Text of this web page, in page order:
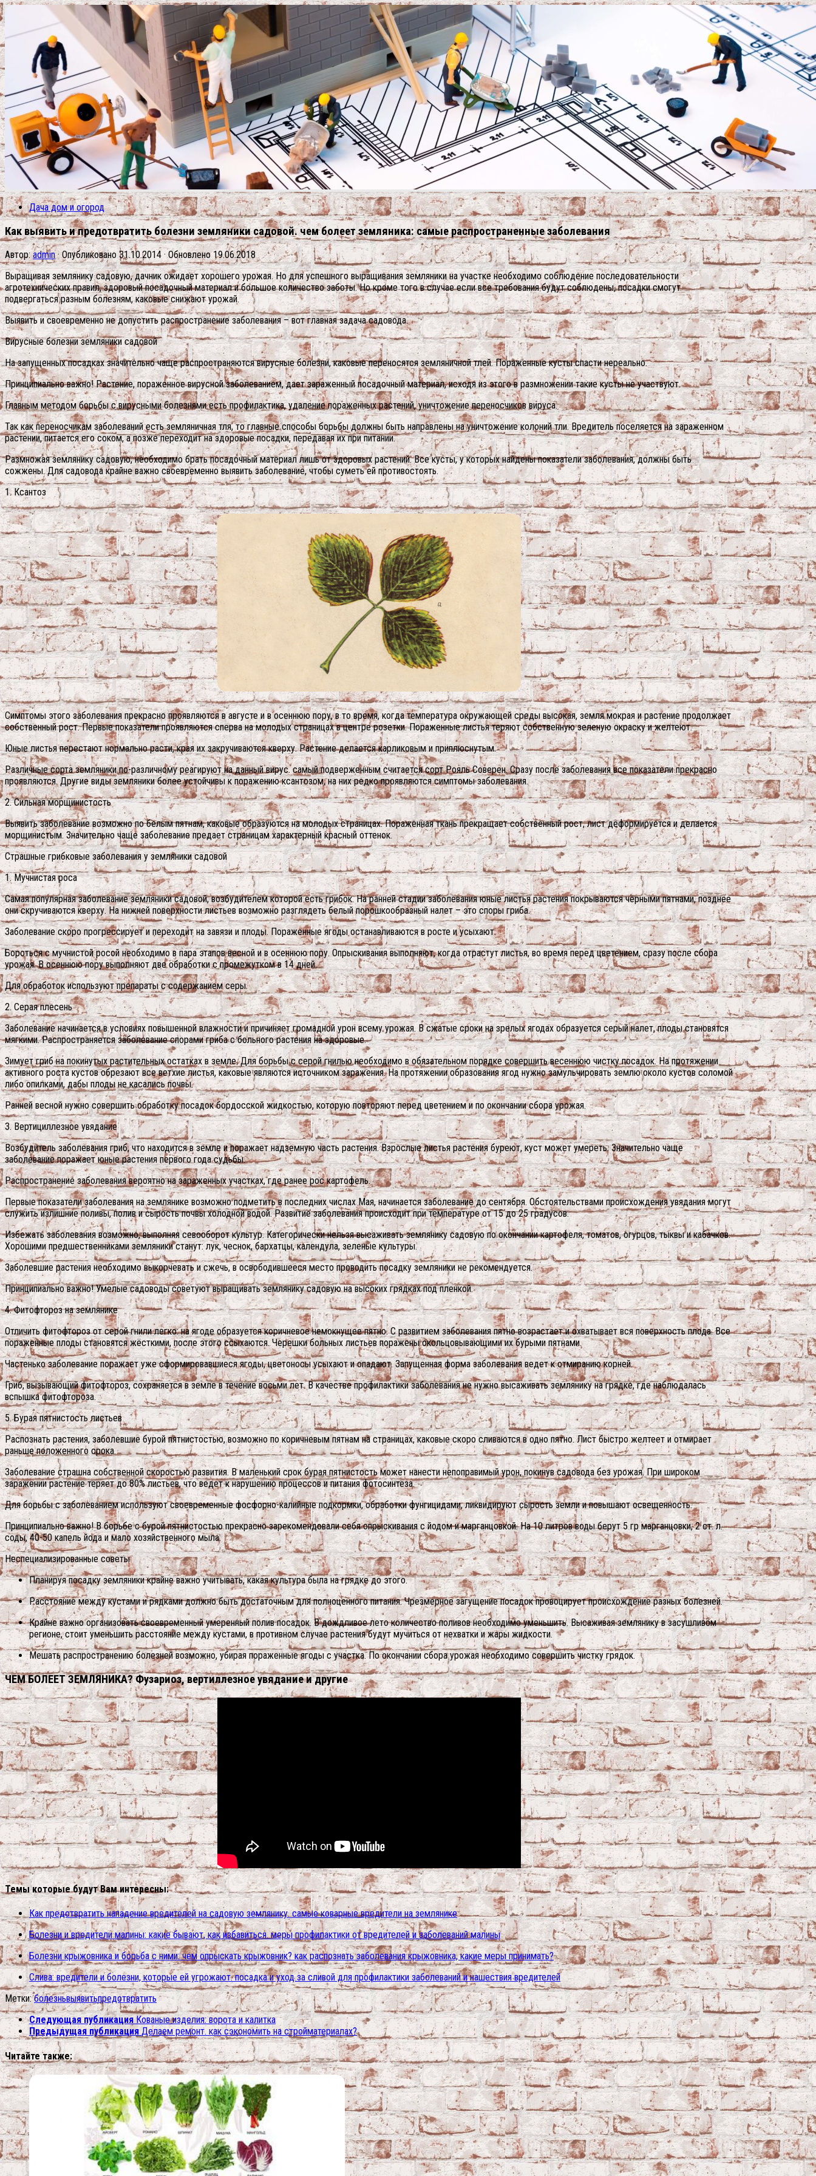
Дача дом и огород
Как выявить и предотвратить болезни земляники садовой. чем болеет земляника: самые распространенные заболевания
Автор:admin · Опубликовано31.10.2014· Обновлено19.06.2018
Выращивая землянику садовую, дачник ожидает хорошего урожая. Но для успешного выращивания земляники на участке необходимо соблюдение последовательности
агротехнических правил, здоровый посадочный материал и большое количество заботы. Но кроме того в случае если все требования будут соблюдены, посадки смогут
подвергаться разным болезням, каковые снижают урожай.
Выявить и своевременно не допустить распространение заболевания – вот главная задача садовода.
Вирусные болезни земляники садовой
На запущенных посадках значительно чаще распространяются вирусные болезни, каковые переносятся земляничной тлей. Пораженные кусты спасти нереально.
Принципиально важно! Растение, пораженное вирусной заболеванием, дает зараженный посадочный материал, исходя из этого в размножении такие кусты не участвуют.
Главным методом борьбы с вирусными болезнями есть профилактика, удаление пораженных растений, уничтожение переносчиков вируса.
Так как переносчикам заболеваний есть земляничная тля, то главные способы борьбы должны быть направлены на уничтожение колоний тли. Вредитель поселяется на зараженном
растении, питается его соком, а позже переходит на здоровые посадки, передавая их при питании.
Размножая землянику садовую, необходимо брать посадочный материал лишь от здоровых растений. Все кусты, у которых найдены показатели заболевания, должны быть
сожжены. Для садовода крайне важно своевременно выявить заболевание, чтобы суметь ей противостоять.
1. Ксантоз
Симптомы этого заболевания прекрасно проявляются в августе и в осеннюю пору, в то время, когда температура окружающей среды высокая, земля мокрая и растение продолжает
собственный рост. Первые показатели проявляются сперва на молодых страницах в центре розетки. Пораженные листья теряют собственную зеленую окраску и желтеют.
Юные листья перестают нормально расти, края их закручиваются кверху. Растение делается карликовым и приплюснутым.
Различные сорта земляники по-различному реагируют на данный вирус. самый подверженным считается сорт Рояль Соверен. Сразу после заболевания все показатели прекрасно
проявляются. Другие виды земляники более устойчивы к поражению ксантозом, на них редко проявляются симптомы заболевания.
2. Сильная морщинистость
Выявить заболевание возможно по белым пятнам, каковые образуются на молодых страницах. Пораженная ткань прекращает собственный рост, лист деформируется и делается
морщинистым. Значительно чаще заболевание предает страницам характерный красный оттенок.
Страшные грибковые заболевания у земляники садовой
1. Мучнистая роса
Самая популярная заболевание земляники садовой, возбудителем которой есть грибок. На ранней стадии заболевания юные листья растения покрываются чёрными пятнами, позднее
они скручиваются кверху. На нижней поверхности листьев возможно разглядеть белый порошкообразный налет – это споры гриба.
Заболевание скоро прогрессирует и переходит на завязи и плоды. Пораженные ягоды останавливаются в росте и усыхают.
Бороться с мучнистой росой необходимо в пара этапов весной и в осеннюю пору. Опрыскивания выполняют, когда отрастут листья, во время перед цветением, сразу после сбора
урожая. В осеннюю пору выполняют две обработки с промежутком в 14 дней.
Для обработок используют препараты с содержанием серы.
2. Серая плесень
Заболевание начинается в условиях повышенной влажности и причиняет громадной урон всему урожая. В сжатые сроки на зрелых ягодах образуется серый налет, плоды становятся
мягкими. Распространяется заболевание спорами гриба с больного растения на здоровые.
Зимует гриб на покинутых растительных остатках в земле. Для борьбы с серой гнилью необходимо в обязательном порядке совершить весеннюю чистку посадок. На протяжении
активного роста кустов обрезают все ветхие листья, каковые являются источником заражения. На протяжении образования ягод нужно замульчировать землю около кустов соломой
либо опилками, дабы плоды не касались почвы.
Ранней весной нужно совершить обработку посадок бордосской жидкостью, которую повторяют перед цветением и по окончании сбора урожая.
3. Вертициллезное увядание
Возбудитель заболевания гриб, что находится в земле и поражает надземную часть растения. Взрослые листья растения буреют, куст может умереть. Значительно чаще
заболевание поражает юные растения первого года судьбы.
Распространение заболевания вероятно на зараженных участках, где ранее рос картофель.
Первые показатели заболевания на землянике возможно подметить в последних числах Мая, начинается заболевание до сентября. Обстоятельствами происхождения увядания могут
служить излишние поливы, полив и сырость почвы холодной водой. Развитие заболевания происходит при температуре от 15 до 25 градусов.
Избежать заболевания возможно, выполняя севооборот культур. Категорически нельзя высаживать землянику садовую по окончании картофеля, томатов, огурцов, тыквы и кабачков.
Хорошими предшественниками земляники станут: лук, чеснок, бархатцы, календула, зеленые культуры.
Заболевшие растения необходимо выкорчевать и сжечь, в освободившееся место проводить посадку земляники не рекомендуется.
Принципиально важно! Умелые садоводы советуют выращивать землянику садовую на высоких грядках под пленкой.
4. Фитофтороз на землянике
Отличить фитофтороз от серой гнили легко: на ягоде образуется коричневое немокнущее пятно. С развитием заболевания пятно возрастает и охватывает вся поверхность плода. Все
пораженные плоды становятся жёсткими, после этого ссыхаются. Черешки больных листьев поражены окольцовывающими их бурыми пятнами.
Частенько заболевание поражает уже сформировавшиеся ягоды, цветоносы усыхают и опадают. Запущенная форма заболевания ведет к отмиранию корней.
Гриб, вызывающий фитофтороз, сохраняется в земле в течение восьми лет. В качестве профилактики заболевания не нужно высаживать землянику на грядке, где наблюдалась
вспышка фитофтороза.
5. Бурая пятнистость листьев
Распознать растения, заболевшие бурой пятнистостью, возможно по коричневым пятнам на страницах, каковые скоро сливаются в одно пятно. Лист быстро желтеет и отмирает
раньше положенного срока.
Заболевание страшна собственной скоростью развития. В маленький срок бурая пятнистость может нанести непоправимый урон, покинув садовода без урожая. При широком
заражении растение теряет до 80% листьев, что ведет к нарушению процессов и питания фотосинтеза.
Для борьбы с заболеванием используют своевременные фосфорно-калийные подкормки, обработки фунгицидами, ликвидируют сырость земли и повышают освещенность.
Принципиально важно! В борьбе с бурой пятнистостью прекрасно зарекомендовали себя опрыскивания с йодом и марганцовкой. На 10 литров воды берут 5 гр марганцовки, 2 ст. л.
соды, 40-50 капель йода и мало хозяйственного мыла.
Неспециализированные советы
Планируя посадку земляники крайне важно учитывать, какая культура была на грядке до этого.
Расстояние между кустами и рядками должно быть достаточным для полноценного питания. Чрезмерное загущение посадок провоцирует происхождение разных болезней.
Крайне важно организовать своевременный умеренный полив посадок. В дождливое лето количество поливов необходимо уменьшить. Высаживая землянику в засушливом
регионе, стоит уменьшить расстояние между кустами, в противном случае растения будут мучиться от нехватки и жары жидкости.
Мешать распространению болезней возможно, убирая пораженные ягоды с участка. По окончании сбора урожая необходимо совершить чистку грядок.
ЧЕМ БОЛЕЕТ ЗЕМЛЯНИКА? Фузариоз, вертиллезное увядание и другие
Темы которые будут Вам интересны:
Как предотвратить нападение вредителей на садовую землянику. самые коварные вредители на землянике
Болезни и вредители малины: какие бывают, как избавиться. меры профилактики от вредителей и заболеваний малины
Болезни крыжовника и борьба с ними: чем опрыскать крыжовник? как распознать заболевания крыжовника, какие меры принимать?
Слива: вредители и болезни, которые ей угрожают. посадка и уход за сливой для профилактики заболеваний и нашествия вредителей
Метки: болезньвыявитьпредотвратить
Следующая публикация Кованые изделия: ворота и калитка
Предыдущая публикация Делаем ремонт. как сэкономить на стройматериалах?
Читайте также: